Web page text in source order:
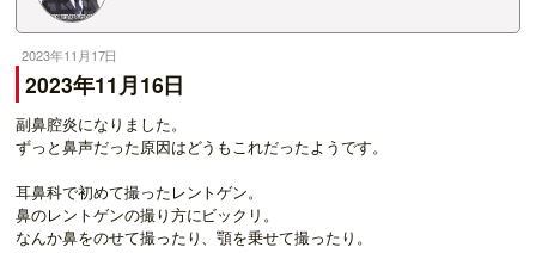
2023年11月17日
2023年11月16日
副鼻腔炎になりました。
ずっと鼻声だった原因はどうもこれだったようです。
耳鼻科で初めて撮ったレントゲン。
鼻のレントゲンの撮り方にビックリ。
なんか鼻をのせて撮ったり、顎を乗せて撮ったり。